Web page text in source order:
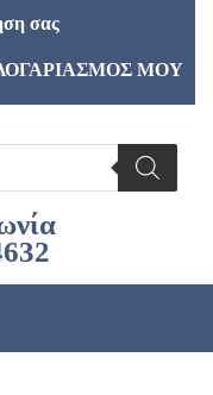
σας
ΜΟΥ